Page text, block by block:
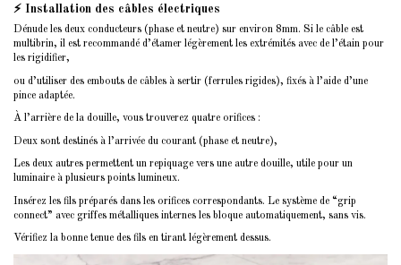
⚡ Installation des câbles électriques
Dénude les deux conducteurs (phase et neutre) sur environ 8mm. Si le câble est
multibrin, il est recommandé d’étamer légèrement les extrémités avec de l’étain pour
les rigidifier,
ou d’utiliser des embouts de câbles à sertir (ferrules rigides), fixés à l’aide d’une
pince adaptée.
À l’arrière de la douille, vous trouverez quatre orifices :
Deux sont destinés à l’arrivée du courant (phase et neutre),
Les deux autres permettent un repiquage vers une autre douille, utile pour un
luminaire à plusieurs points lumineux.
Insérez les fils préparés dans les orifices correspondants. Le système de “grip
connect” avec griffes métalliques internes les bloque automatiquement, sans vis.
Vérifiez la bonne tenue des fils en tirant légèrement dessus.